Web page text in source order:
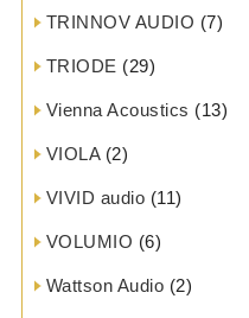
TRINNOV AUDIO (7)
TRIODE (29)
Vienna Acoustics (13)
VIOLA(2)
VIVID audio (11)
VOLUMIO (6)
Wattson Audio (2)